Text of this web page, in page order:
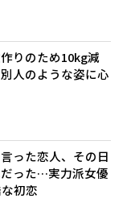
りのため10kg減
人のような姿に心
った恋人、その日
った…実力派女優
初恋